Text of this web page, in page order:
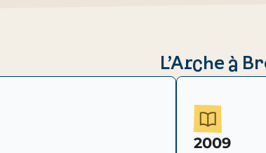
L’Arche à
2009